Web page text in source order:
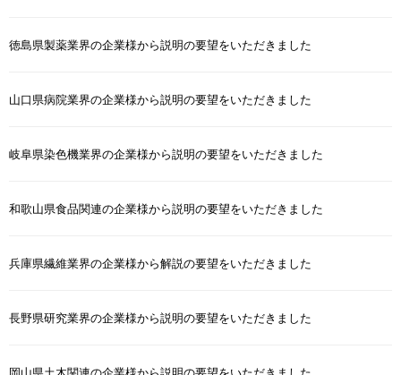
徳島県製薬業界の企業様から説明の要望をいただきました
山口県病院業界の企業様から説明の要望をいただきました
岐阜県染色機業界の企業様から説明の要望をいただきました
和歌山県食品関連の企業様から説明の要望をいただきました
兵庫県繊維業界の企業様から解説の要望をいただきました
長野県研究業界の企業様から説明の要望をいただきました